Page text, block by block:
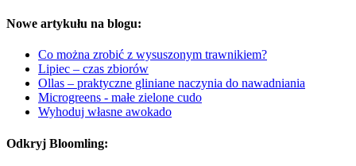
Nowe artykułu na blogu:
Co można zrobić z wysuszonym trawnikiem?
Lipiec – czas zbiorów
Ollas – praktyczne gliniane naczynia do nawadniania
Microgreens - małe zielone cudo
Wyhoduj własne awokado
Odkryj Bloomling: